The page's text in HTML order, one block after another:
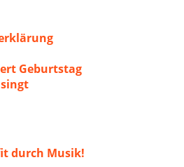
Geburtstag
durch Musik!